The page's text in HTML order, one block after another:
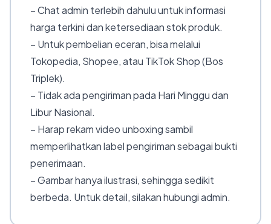
– Chat admin terlebih dahulu untuk informasi
harga terkini dan ketersediaan stok produk.
– Untuk pembelian eceran, bisa melalui
Tokopedia, Shopee, atau TikTok Shop (Bos
Triplek).
– Tidak ada pengiriman pada Hari Minggu dan
Libur Nasional.
– Harap rekam video unboxing sambil
memperlihatkan label pengiriman sebagai bukti
penerimaan.
– Gambar hanya ilustrasi, sehingga sedikit
berbeda. Untuk detail, silakan hubungi admin.